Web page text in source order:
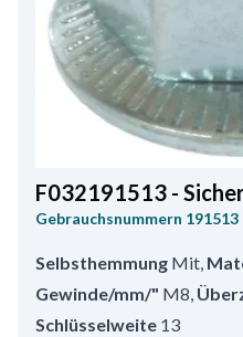
F032191513 -
Gebrauchsnummern 191513
Selbsthemmung Mit,
Gewinde/mm/" M8,
Schlüsselweite 13